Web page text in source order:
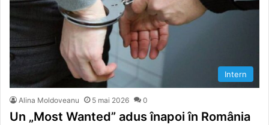
Intern
Alina Moldoveanu 5 mai 2026 0
Un „Most Wanted” adus înapoi în România